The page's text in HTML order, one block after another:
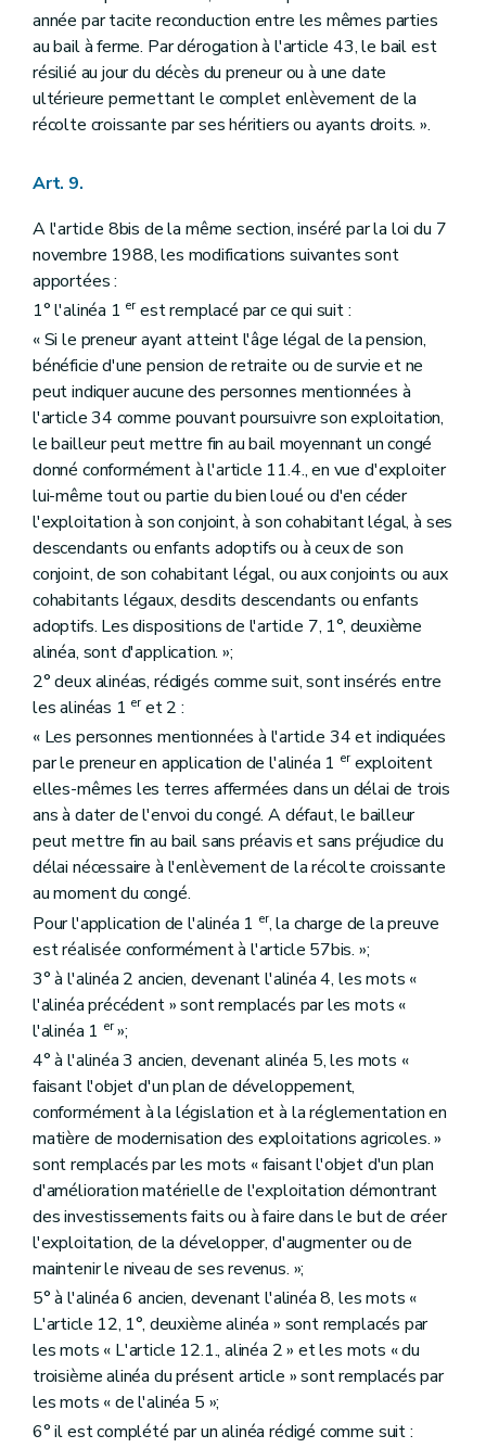
année par tacite reconduction entre les mêmes parties
au bail à ferme. Par dérogation à l'article 43, le bail est
résilié au jour du décès du preneur ou à une date
ultérieure permettant le complet enlèvement de la
récolte croissante par ses héritiers ou ayants droits. ».
Art. 9.
A l'article 8bis de la même section, inséré par la loi du 7
novembre 1988, les modifications suivantes sont
apportées :
1° l'alinéa 1 erest remplacé par ce qui suit :
« Si le preneur ayant atteint l'âge légal de la pension,
bénéficie d'une pension de retraite ou de survie et ne
peut indiquer aucune des personnes mentionnées à
l'article 34 comme pouvant poursuivre son exploitation,
le bailleur peut mettre fin au bail moyennant un congé
donné conformément à l'article 11.4., en vue d'exploiter
lui-même tout ou partie du bien loué ou d'en céder
l'exploitation à son conjoint, à son cohabitant légal, à ses
descendants ou enfants adoptifs ou à ceux de son
conjoint, de son cohabitant légal, ou aux conjoints ou aux
cohabitants légaux, desdits descendants ou enfants
adoptifs. Les dispositions de l'article 7, 1°, deuxième
alinéa, sont d'application. »;
2° deux alinéas, rédigés comme suit, sont insérés entre
les alinéas 1 eret 2 :
« Les personnes mentionnées à l'article 34 et indiquées
par le preneur en application de l'alinéa 1 erexploitent
elles-mêmes les terres affermées dans un délai de trois
ans à dater de l'envoi du congé. A défaut, le bailleur
peut mettre fin au bail sans préavis et sans préjudice du
délai nécessaire à l'enlèvement de la récolte croissante
au moment du congé.
Pour l'application de l'alinéa 1 er, la charge de la preuve
est réalisée conformément à l'article 57bis. »;
3° à l'alinéa 2 ancien, devenant l'alinéa 4, les mots «
l'alinéa précédent » sont remplacés par les mots «
l'alinéa 1 er»;
4° à l'alinéa 3 ancien, devenant alinéa 5, les mots «
faisant l'objet d'un plan de développement,
conformément à la législation et à la réglementation en
matière de modernisation des exploitations agricoles. »
sont remplacés par les mots « faisant l'objet d'un plan
d'amélioration matérielle de l'exploitation démontrant
des investissements faits ou à faire dans le but de créer
l'exploitation, de la développer, d'augmenter ou de
maintenir le niveau de ses revenus. »;
5° à l'alinéa 6 ancien, devenant l'alinéa 8, les mots «
L'article 12, 1°, deuxième alinéa » sont remplacés par
les mots « L'article 12.1., alinéa 2 » et les mots « du
troisième alinéa du présent article » sont remplacés par
les mots « de l'alinéa 5 »;
6° il est complété par un alinéa rédigé comme suit :